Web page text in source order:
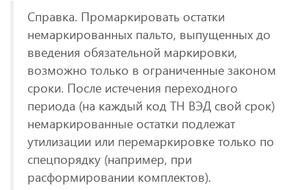
Справка. Промаркировать остатки
немаркированных пальто, выпущенных до
введения обязательной маркировки,
возможно только в ограниченные законом
сроки. После истечения переходного
периода (на каждый код ТН ВЭД свой срок)
немаркированные остатки подлежат
утилизации или перемаркировке только по
спецпорядку (например, при
расформировании комплектов).